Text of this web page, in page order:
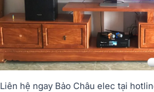
Liên hệ ngay Bảo Châu elec tại